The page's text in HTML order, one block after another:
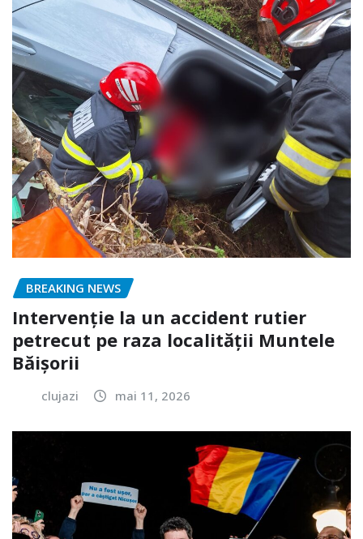
BREAKING NEWS
Intervenție la un accident rutier
petrecut pe raza localității Muntele
Băișorii
clujazi mai 11, 2026